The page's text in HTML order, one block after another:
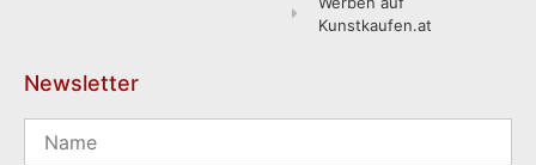
Kunstkaufen.at
Newsletter